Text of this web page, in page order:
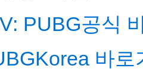
PUBG공식
바로